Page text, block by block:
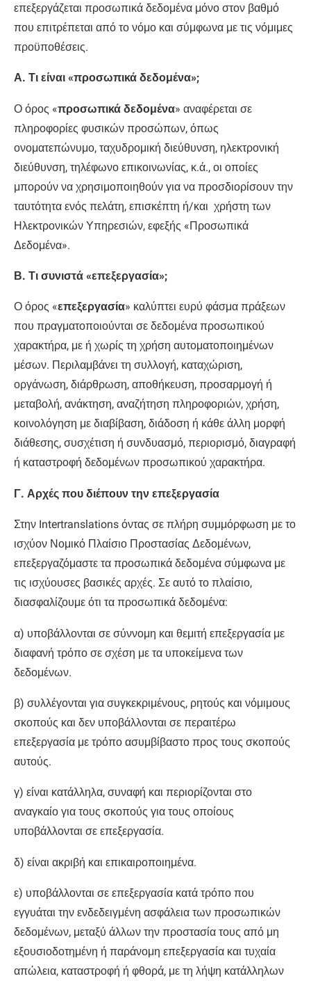
επεξεργάζεται προσωπικά δεδομένα μόνο στον βαθμό
που επιτρέπεται από το νόμο και σύμφωνα με τις νόμιμες
προϋποθέσεις.
Α. Τι είναι «προσωπικά δεδομένα»;
Ο όρος «προσωπικά δεδομένα» αναφέρεται σε
πληροφορίες φυσικών προσώπων, όπως
ονοματεπώνυμο, ταχυδρομική διεύθυνση, ηλεκτρονική
διεύθυνση, τηλέφωνο επικοινωνίας, κ.ά., οι οποίες
μπορούν να χρησιμοποιηθούν για να προσδιορίσουν την
ταυτότητα ενός πελάτη, επισκέπτη ή/και χρήστη των
Ηλεκτρονικών Υπηρεσιών, εφεξής «Προσωπικά
Δεδομένα».
Β. Τι συνιστά «επεξεργασία»;
Ο όρος «επεξεργασία» καλύπτει ευρύ φάσμα πράξεων
που πραγματοποιούνται σε δεδομένα προσωπικού
χαρακτήρα, με ή χωρίς τη χρήση αυτοματοποιημένων
μέσων. Περιλαμβάνει τη συλλογή, καταχώριση,
οργάνωση, διάρθρωση, αποθήκευση, προσαρμογή ή
μεταβολή, ανάκτηση, αναζήτηση πληροφοριών, χρήση,
κοινολόγηση με διαβίβαση, διάδοση ή κάθε άλλη μορφή
διάθεσης, συσχέτιση ή συνδυασμό, περιορισμό, διαγραφή
ή καταστροφή δεδομένων προσωπικού χαρακτήρα.
Γ. Αρχές που διέπουν την επεξεργασία
Στην Intertranslations όντας σε πλήρη συμμόρφωση με το
ισχύον Νομικό Πλαίσιο Προστασίας Δεδομένων,
επεξεργαζόμαστε τα προσωπικά δεδομένα σύμφωνα με
τις ισχύουσες βασικές αρχές. Σε αυτό το πλαίσιο,
διασφαλίζουμε ότι τα προσωπικά δεδομένα:
α) υποβάλλονται σε σύννομη και θεμιτή επεξεργασία με
διαφανή τρόπο σε σχέση με τα υποκείμενα των
δεδομένων.
β) συλλέγονται για συγκεκριμένους, ρητούς και νόμιμους
σκοπούς και δεν υποβάλλονται σε περαιτέρω
επεξεργασία με τρόπο ασυμβίβαστο προς τους σκοπούς
αυτούς.
γ) είναι κατάλληλα, συναφή και περιορίζονται στο
αναγκαίο για τους σκοπούς για τους οποίους
υποβάλλονται σε επεξεργασία.
δ) είναι ακριβή και επικαιροποιημένα.
ε) υποβάλλονται σε επεξεργασία κατά τρόπο που
εγγυάται την ενδεδειγμένη ασφάλεια των προσωπικών
δεδομένων, μεταξύ άλλων την προστασία τους από μη
εξουσιοδοτημένη ή παράνομη επεξεργασία και τυχαία
απώλεια, καταστροφή ή φθορά, με τη λήψη κατάλληλων